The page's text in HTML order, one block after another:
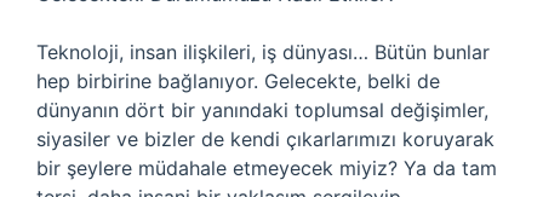
Teknoloji, insan ilişkileri, iş dünyası… Bütün bunlar
hep birbirine bağlanıyor. Gelecekte, belki de
dünyanın dört bir yanındaki toplumsal değişimler,
siyasiler ve bizler de kendi çıkarlarımızı koruyarak
bir şeylere müdahale etmeyecek miyiz? Ya da tam